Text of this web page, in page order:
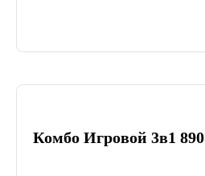
Комбо Игровой 3в1 890